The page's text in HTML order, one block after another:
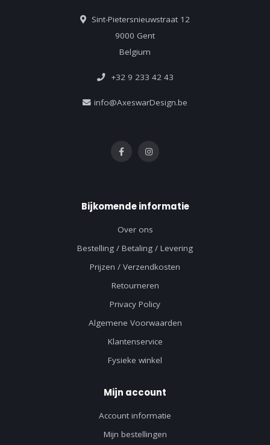
Sint-Pietersnieuwstraat 12
9000 Gent
Belgium
+32 9 233 42 43
info@AxeswarDesign.be
Bijkomende informatie
Over ons
Bestelling / Betaling / Levering
Prijzen / Verzendkosten
Retourneren
Privacy Policy
Algemene Voorwaarden
Klantenservice
Fysieke winkel
Mijn account
Account informatie
Mijn bestellingen